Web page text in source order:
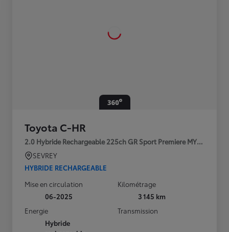
Toyota C-HR
2.0 Hybride Rechargeable 225ch GR Sport Premiere MY25
SEVREY
HYBRIDE RECHARGEABLE
Mise en circulation
06-2025
Kilométrage
3 145 km
Energie
Hybride
Transmission